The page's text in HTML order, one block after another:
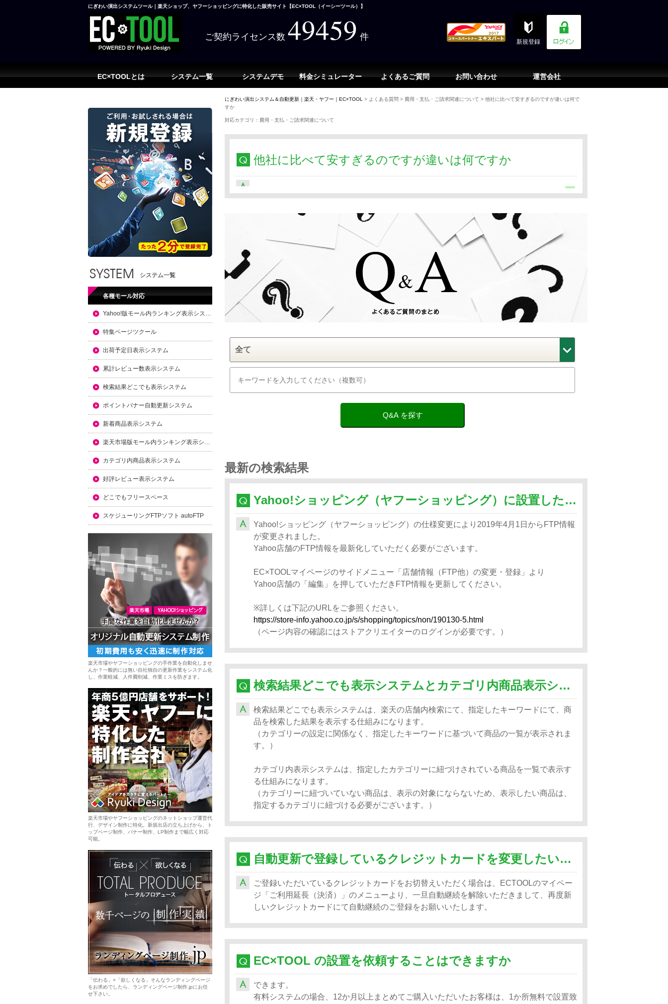
にぎわい演出システムツール｜楽天ショップ、ヤフーショッピングに特化した販売サイト【EC×TOOL（イーシーツール）】
ご契約ライセンス数 49459 件 新規登録
EC×TOOLとは システム一覧 システムデモ 料金シミュレーター よくあるご質問 お問い合わせ 運営会社
システム一覧
各種モール対応
Yahoo!版モール内ランキング表示システム
特集ページツクール
出荷予定日表示システム
累計レビュー数表示システム
検索結果どこでも表示システム
ポイントバナー自動更新システム
新着商品表示システム
楽天市場版モール内ランキング表示システム
カテゴリ内商品表示システム
好評レビュー表示システム
どこでもフリースペース
スケジューリングFTPソフト autoFTP
楽天市場やヤフーショッピングの手作業を自動化しませ
んか？一般的には無い自社独自の更新作業をシステム化
し、作業軽減、人件費削減、作業ミスを防ぎます。
楽天市場やヤフーショッピングのネットショップ運営代
行、デザイン制作に特化。新規出店の立ち上げから、ト
ップページ制作、バナー制作、LP制作まで幅広く対応
可能。
「伝わる」×「欲しくなる」そんなランディングページ
をお求めでしたら、ランディングページ制作.jpにお任
せ下さい。
にぎわい演出システム＆自動更新｜楽天・ヤフー｜EC×TOOL > よくある質問 > 費用・支払・ご請求関連について > 他社に比べて安すぎるのですが違いは何で
すか
対応カテゴリ：費用・支払・ご請求関連について
他社に比べて安すぎるのですが違いは何ですか
Q&A を探す
最新の検索結果
Yahoo!ショッピング（ヤフーショッピング）に設置したECTOOLのデータが更新されません
Yahoo!ショッピング（ヤフーショッピング）の仕様変更により2019年4月1日からFTP情報
が変更されました。
Yahoo店舗のFTP情報を最新化していただく必要がございます。
EC×TOOLマイページのサイドメニュー「店舗情報（FTP他）の変更・登録」より
Yahoo店舗の「編集」を押していただきFTP情報を更新してください。
※詳しくは下記のURLをご参照ください。
https://store-info.yahoo.co.jp/s/shopping/topics/non/190130-5.html
（ページ内容の確認にはストアクリエイターのログインが必要です。）
検索結果どこでも表示システムとカテゴリ内商品表示システムの違いを教えてください。
検索結果どこでも表示システムは、楽天の店舗内検索にて、指定したキーワードにて、商
品を検索した結果を表示する仕組みになります。
（カテゴリーの設定に関係なく、指定したキーワードに基づいて商品の一覧が表示されま
す。）
カテゴリ内表示システムは、指定したカテゴリーに紐づけされている商品を一覧で表示す
る仕組みになります。
（カテゴリーに紐づいていない商品は、表示の対象にならないため、表示したい商品は、
指定するカテゴリに紐づける必要がございます。）
自動更新で登録しているクレジットカードを変更したいのですが？
ご登録いただいているクレジットカードをお切替えいただく場合は、ECTOOLのマイペー
ジ「ご利用延長（決済）」のメニューより、一旦自動継続を解除いただきまして、再度新
しいクレジットカードにて自動継続のご登録をお願いいたします。
EC×TOOL の設置を依頼することはできますか
できます。
有料システムの場合、12か月以上まとめてご購入いただいたお客様は、1か所無料で設置致